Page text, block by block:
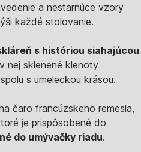
a nestarnúce vzory
každé stolovanie.
s históriou siahajúcou
nej sklenené klenoty
s umeleckou krásou.
čaro francúzskeho remesla,
je prispôsobené do
do umývačky riadu.